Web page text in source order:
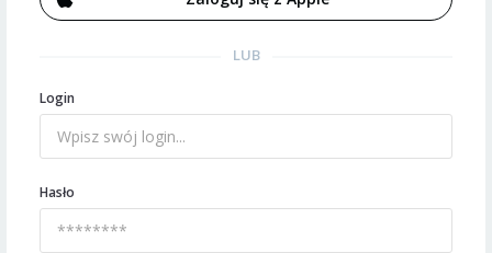
LUB
Login
Hasło